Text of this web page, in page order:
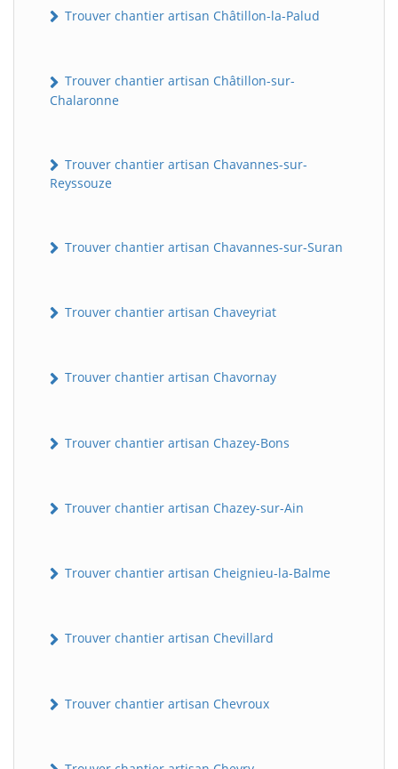
Trouver chantier artisan Châtillon-la-Palud
Trouver chantier artisan Châtillon-sur-
Chalaronne
Trouver chantier artisan Chavannes-sur-
Reyssouze
Trouver chantier artisan Chavannes-sur-Suran
Trouver chantier artisan Chaveyriat
Trouver chantier artisan Chavornay
Trouver chantier artisan Chazey-Bons
Trouver chantier artisan Chazey-sur-Ain
Trouver chantier artisan Cheignieu-la-Balme
Trouver chantier artisan Chevillard
Trouver chantier artisan Chevroux